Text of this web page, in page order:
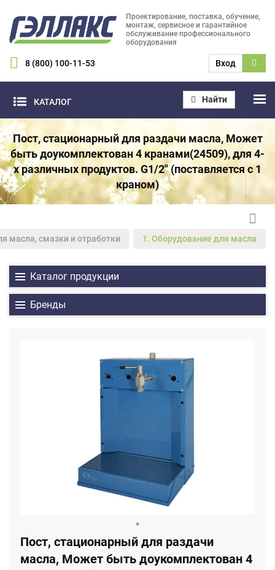
Проектирование, поставка, обучение,
монтаж, сервисное и гарантийное
обслуживание профессионального
оборудования
8 (800) 100-11-53 Вход
КАТАЛОГ Найти
Пост, стационарный для раздачи масла, Может
быть доукомплектован 4 кранами(24509), для 4-
х различных продуктов. G1/2" (поставляется с 1
краном)
масла, смазки и отработки 1. Оборудование для масла
Каталог продукции
Бренды
Пост, стационарный для раздачи
масла, Может быть доукомплектован 4